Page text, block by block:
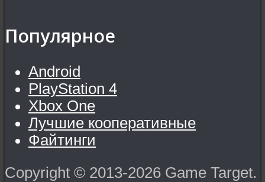
Популярное
Android
PlayStation 4
Xbox One
Лучшие кооперативные
Файтинги
Copyright © 2013-2026 Game Target.